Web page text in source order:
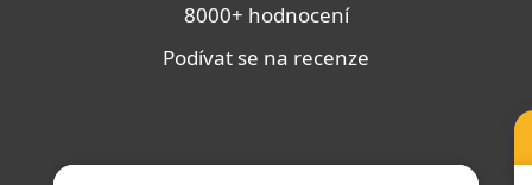
8000+ hodnocení
Podívat se na recenze